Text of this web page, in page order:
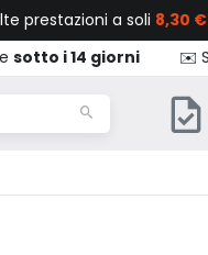
prestazioni a soli 8,30
sotto i 14 giorni ✉️